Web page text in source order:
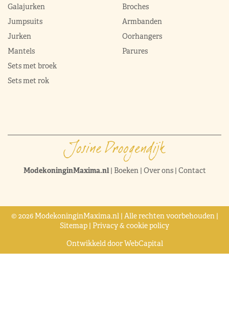
Galajurken
Jumpsuits
Jurken
Mantels
Sets met broek
Sets met rok
Broches
Armbanden
Oorhangers
Parures
ModekoninginMaxima.nl| Boeken| Over ons| Contact
© 2026 ModekoninginMaxima.nl | Alle rechten voorbehouden |
Sitemap | Privacy & cookie policy
Ontwikkeld doorWebCapital